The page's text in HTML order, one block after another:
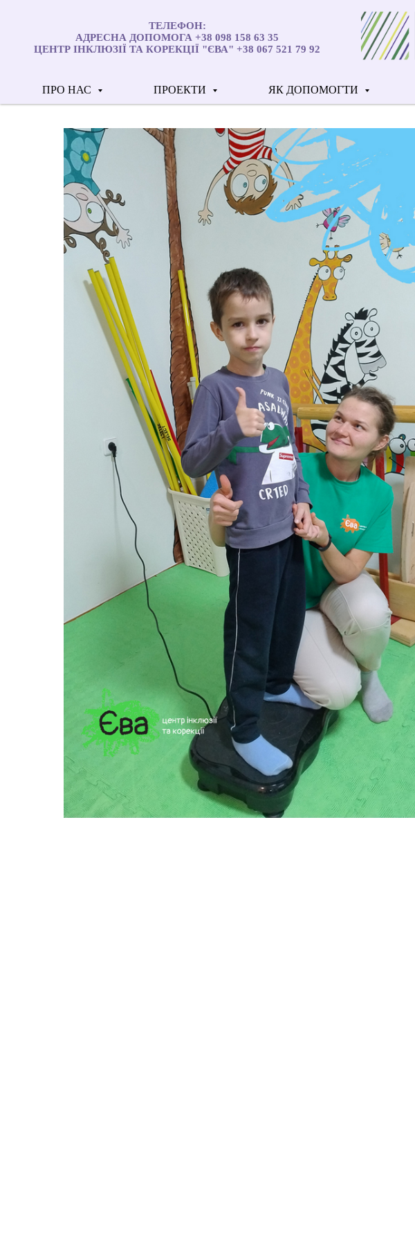
ТЕЛЕФОН:
АДРЕСНА ДОПОМОГА +38 098 158 63 35
ЦЕНТР ІНКЛЮЗІЇ ТА КОРЕКЦІЇ "ЄВА" +38 067 521 79 92
ПРО НАС ПРОЕКТИ ЯК ДОПОМОГТИ